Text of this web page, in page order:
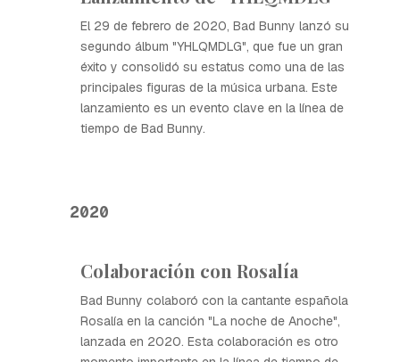
El 29 de febrero de 2020, Bad Bunny lanzó su
segundo álbum "YHLQMDLG", que fue un gran
éxito y consolidó su estatus como una de las
principales figuras de la música urbana. Este
lanzamiento es un evento clave en la línea de
tiempo de Bad Bunny.
2020
Colaboración con Rosalía
Bad Bunny colaboró con la cantante española
Rosalía en la canción "La noche de Anoche",
lanzada en 2020. Esta colaboración es otro